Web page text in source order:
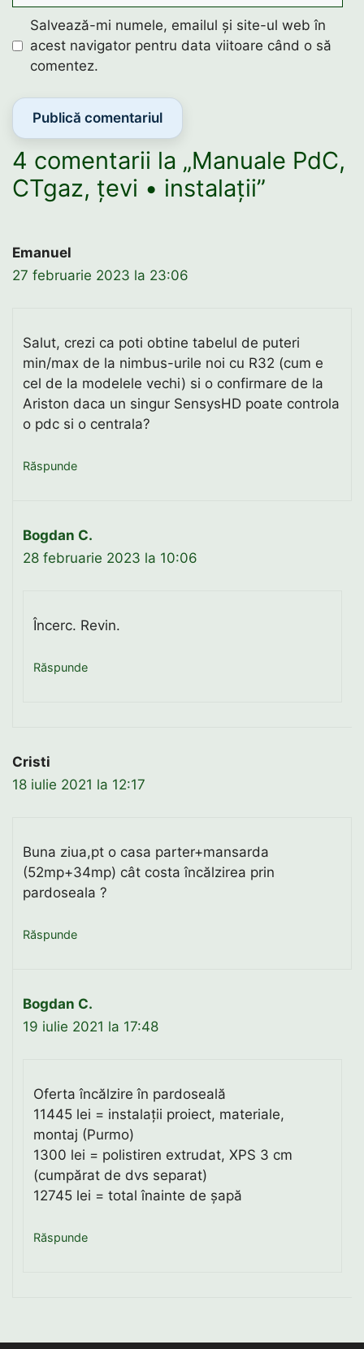
Salvează-mi numele, emailul și site-ul web în
acest navigator pentru data viitoare când o să
comentez.
4 comentarii la „Manuale PdC,
CTgaz, țevi • instalații”
Emanuel
27 februarie 2023 la 23:06
Salut, crezi ca poti obtine tabelul de puteri
min/max de la nimbus-urile noi cu R32 (cum e
cel de la modelele vechi) si o confirmare de la
Ariston daca un singur SensysHD poate controla
o pdc si o centrala?
Răspunde
Bogdan C.
28 februarie 2023 la 10:06
Încerc. Revin.
Răspunde
Cristi
18 iulie 2021 la 12:17
Buna ziua,pt o casa parter+mansarda
(52mp+34mp) cât costa încălzirea prin
pardoseala ?
Răspunde
Bogdan C.
19 iulie 2021 la 17:48
Oferta încălzire în pardoseală
11445 lei = instalații proiect, materiale,
montaj (Purmo)
1300 lei = polistiren extrudat, XPS 3 cm
(cumpărat de dvs separat)
12745 lei = total înainte de șapă
Răspunde